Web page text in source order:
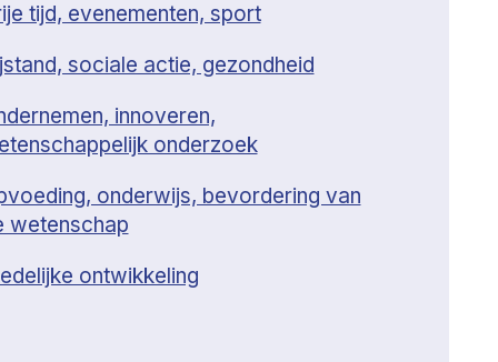
tijd, evenementen, sport
sociale actie, gezondheid
innoveren,
onderzoek
onderwijs, bevordering van
wetenschap
ontwikkeling